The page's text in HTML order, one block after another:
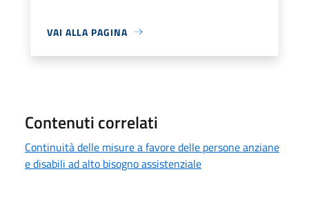
VAI ALLA PAGINA
Contenuti correlati
Continuità delle misure a favore delle persone anziane
e disabili ad alto bisogno assistenziale